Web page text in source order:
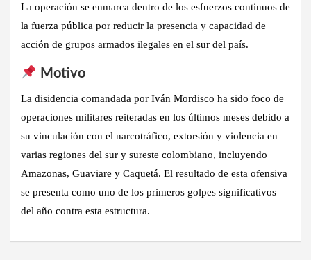
La operación se enmarca dentro de los esfuerzos continuos de
la fuerza pública por reducir la presencia y capacidad de
acción de grupos armados ilegales en el sur del país.
Motivo
La disidencia comandada por Iván Mordisco ha sido foco de
operaciones militares reiteradas en los últimos meses debido a
su vinculación con el narcotráfico, extorsión y violencia en
varias regiones del sur y sureste colombiano, incluyendo
Amazonas, Guaviare y Caquetá. El resultado de esta ofensiva
se presenta como uno de los primeros golpes significativos
del año contra esta estructura.